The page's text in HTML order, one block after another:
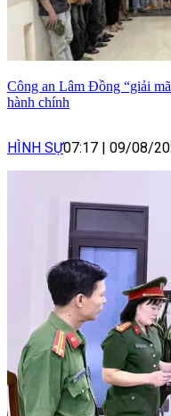
Công an Lâm Đồng “giải
hành chính
HÌNH SỰ07:17 09/08/